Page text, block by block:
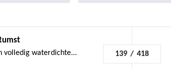
volledig waterdichte... 139 / 418